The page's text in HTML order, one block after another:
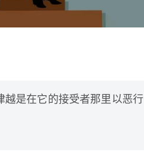
是在它的接受者那里以恶行